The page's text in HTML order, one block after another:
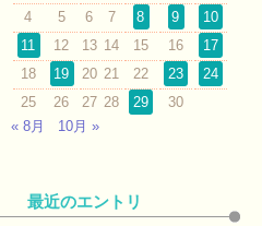
4
5 6 7 8 9
10
11
12 13 14 15 16
17
18
19 20 21 22 23
24
25
26 27 28 29
30
« 8月
10月 »
最近のエントリ